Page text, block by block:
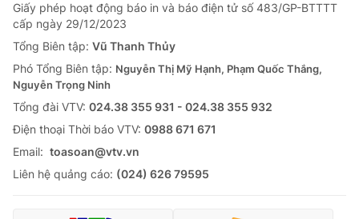
Giấy phép hoạt động báo in và báo điện tử số 483/GP-BTTTT
cấp ngày 29/12/2023
Tổng Biên tập: Vũ Thanh Thủy
Phó Tổng Biên tập: Nguyễn Thị Mỹ Hạnh, Phạm Quốc Thắng,
Nguyễn Trọng Ninh
Tổng đài VTV: 024.38 355 931 - 024.38 355 932
Ðiện thoại Thời báo VTV: 0988 671 671
Email: toasoan@vtv.vn
Liên hệ quảng cáo: (024) 626 79595